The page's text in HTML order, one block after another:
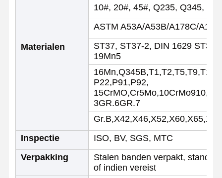
Contacteer
Ons
Nieuws
Buizen van roestvrij staal
Materialen
10#, 20#, 45#, Q235, Q345,
ASTM A53A/A53B/A178C/
ST37, ST37-2, DIN 1629
19Mn5
P22,P91,P92,
3GR.6GR.7
Inspectie
ISO, BV, SGS, MTC
Verpakking
Stalen banden verpakt,
of indien vereist